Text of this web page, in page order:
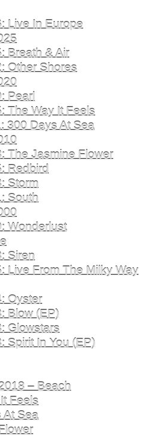
Live In Europe
Breath & Air
Other Shores
Pearl
The Way It Feels
300 Days At Sea
The Jasmine Flower
Redbird
Storm
South
Wonderlust
Siren
Live From The Milky Way
Oyster
Blow (EP)
Glowstars
Spirit In You (EP)
– Beach
Feels
At Sea